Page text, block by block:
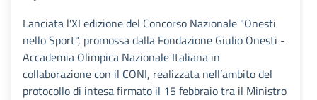
Lanciata l'XI edizione del Concorso Nazionale "Onesti
nello Sport", promossa dalla Fondazione Giulio Onesti -
Accademia Olimpica Nazionale Italiana in
collaborazione con il CONI, realizzata nell’ambito del
protocollo di intesa firmato il 15 febbraio tra il Ministro